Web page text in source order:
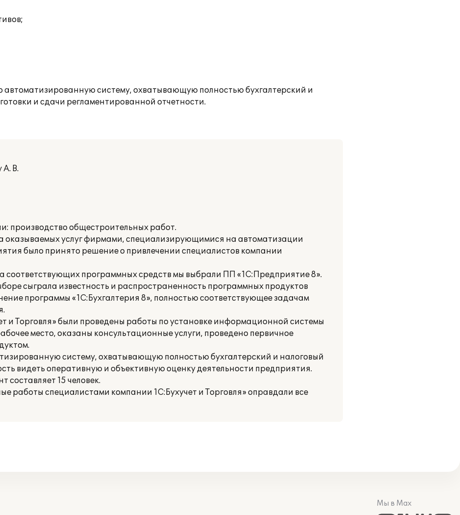
автоматизированную систему, охватывающую полностью бухгалтерский и
и сдачи регламентированной отчетности.
В.
производство общестроительных работ.
оказываемых услуг фирмами, специализирующимися на автоматизации
было принято решение о привлечении специалистов компании
соответствующих программных средств мы выбрали ПП «1С:Предприятие 8».
сыграла известность и распространенность программных продуктов
программы «1С:Бухгалтерия 8», полностью соответствующее задачам
и Торговля» были проведены работы по установке информационной системы
место, оказаны консультационные услуги, проведено первичное
систему, охватывающую полностью бухгалтерский и налоговый
видеть оперативную и объективную оценку деятельности предприятия.
15 человек.
работы специалистами компании 1С:Бухучет и Торговля» оправдали все
Мы в Max